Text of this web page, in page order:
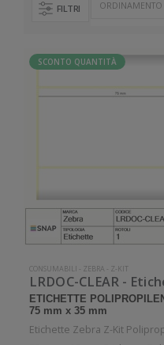
FILTRI
SCONTO QUANTITÀ
CONSUMABILI - ZEBRA - Z-KIT
ETICHETTE
75 mm x 35 mm
Etichette Zebra Z-Kit